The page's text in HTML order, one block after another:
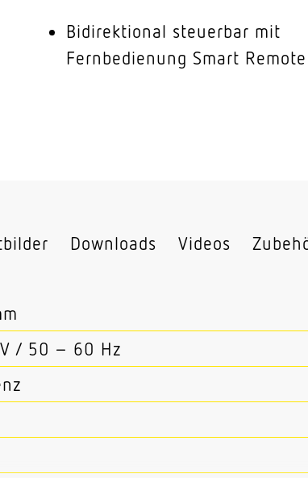
Bidirektional steuerbar mit
Fernbedienung Smart Remote
Downloads Videos
/ 50 – 60 Hz